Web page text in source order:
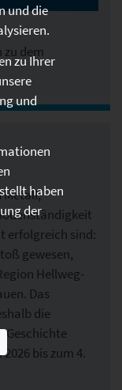
dem
Metall;
erfolgreich sind:
gewesen,
Hellweg-
Das
die
Geschichte
bis zum 4.
und die
zu Ihrer
und
haben
der